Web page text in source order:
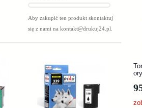
Aby zakupić ten produkt skontaktuj
się z nami na kontakt@drukuj24.pl